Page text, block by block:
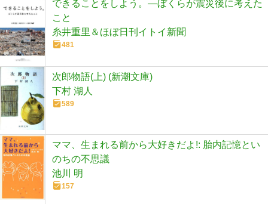
できることをしよう。―ぼくらが震災後に考えた
こと
糸井重里＆ほぼ日刊イトイ新聞
481
次郎物語(上) (新潮文庫)
下村 湖人
589
ママ、生まれる前から大好きだよ!: 胎内記憶とい
のちの不思議
池川 明
157